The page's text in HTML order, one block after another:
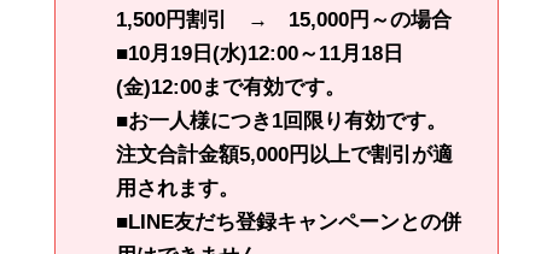
1,500円割引 → 15,000円～の場合
■10月19日(水)12:00～11月18日
(金)12:00まで有効です。
■お一人様につき1回限り有効です。
注文合計金額5,000円以上で割引が適
用されます。
■LINE友だち登録キャンペーンとの併